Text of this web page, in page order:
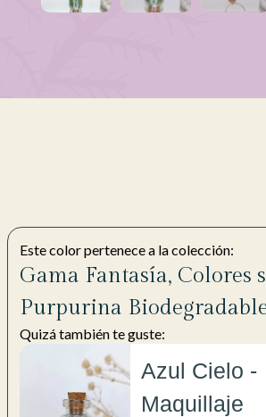
Este color pertenece a la colección:
Gama Fantasía, Colores
Purpurina
Quizá también te guste:
Azul Cielo -
Maquillaje